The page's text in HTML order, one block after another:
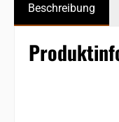
Beschreibung